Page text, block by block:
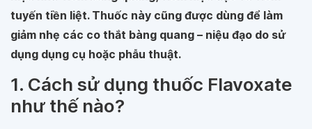
tuyến tiền liệt. Thuốc này cũng được dùng để làm
giảm nhẹ các co thắt bàng quang – niệu đạo do sử
dụng dụng cụ hoặc phẫu thuật.
1. Cách sử dụng thuốc Flavoxate
như thế nào?